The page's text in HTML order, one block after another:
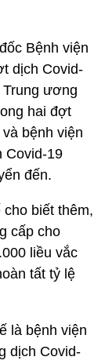
Bệnh viện
dịch Covid-
Trung ương
hai đợt
bệnh viện
Covid-19
đến.
biết thêm,
cấp cho
liều vắc
tất tỷ lệ
là bệnh viện
dịch Covid-